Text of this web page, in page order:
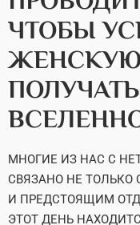
ЧТОБЫ
МНОГИЕ ИЗ НАС С
СВЯЗАНО НЕ ТОЛЬКО
И ПРЕДСТОЯЩИМ
ЭТОТ ДЕНЬ